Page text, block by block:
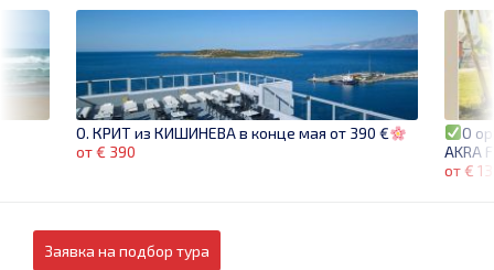
O
AKRA
от €
О. КРИТ из КИШИНЕВА в конце мая от 390 €
от € 390
Заявка на подбор тура